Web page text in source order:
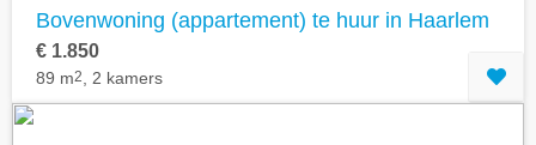
Bovenwoning (appartement) te huur in Haarlem
€ 1.850
89 m2 , 2 kamers